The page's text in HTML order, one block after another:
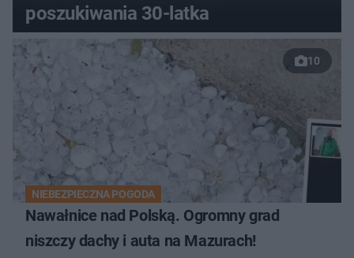
poszukiwania 30-latka
10
NIEBEZPIECZNA POGODA
Nawałnice nad Polską. Ogromny grad
niszczy dachy i auta na Mazurach!